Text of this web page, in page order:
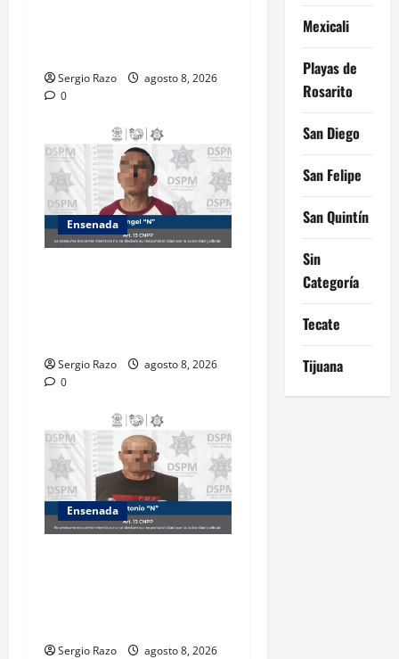
Sergio Razo
agosto 8, 2026
0
Ensenada
Sergio Razo
agosto 8, 2026
0
Ensenada
Sergio Razo
agosto 8, 2026
Mexicali
Playas de
Rosarito
San Diego
San Felipe
San Quintín
Sin
Categoría
Tecate
Tijuana